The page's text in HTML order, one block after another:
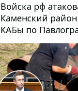
Войска рф
Каменский
КАБы по
пострадал
поднимается